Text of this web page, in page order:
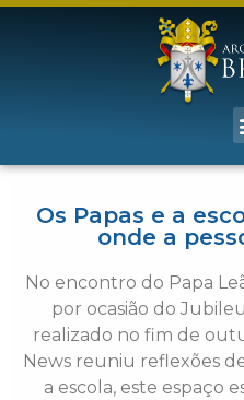
Os Papas e a
onde a
No encontro do Papa
por ocasião do
realizado no fim de
News reuniu reflexões
a escola, este espaço